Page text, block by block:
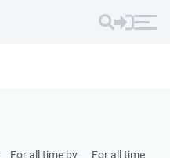
For all time by
For all time